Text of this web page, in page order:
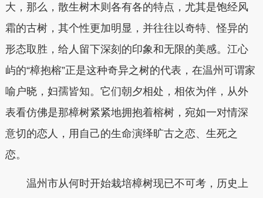
大，那么，散生树木则各有各的特点，尤其是饱经风
霜的古树，其个性更加明显，并往往以奇特、怪异的
形态取胜，给人留下深刻的印象和无限的美感。江心
屿的“樟抱榕”正是这种奇异之树的代表，在温州可谓家
喻户晓，妇孺皆知。它们朝夕相处，相依为伴，从外
表看仿佛是那樟树紧紧地拥抱着榕树，宛如一对情深
意切的恋人，用自己的生命演绎旷古之恋、生死之
恋。
温州市从何时开始栽培樟树现已不可考，历史上